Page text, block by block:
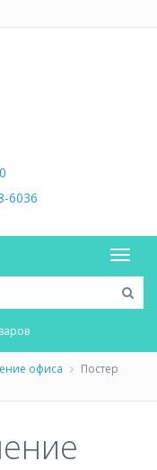
6036
офиса
Постер